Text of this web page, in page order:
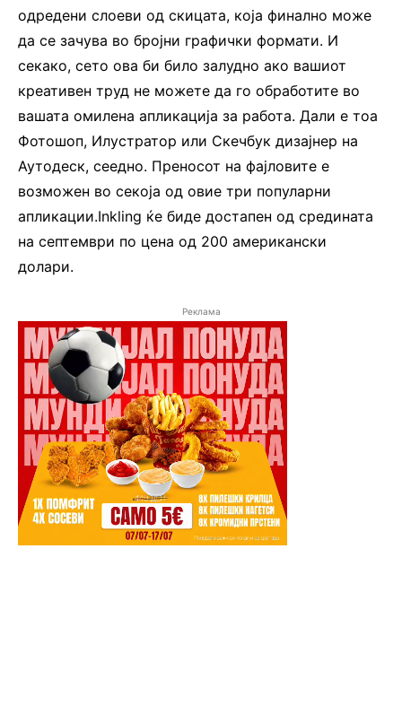
одредени слоеви од скицата, која финално може
да се зачува во бројни графички формати. И
секако, сето ова би било залудно ако вашиот
креативен труд не можете да го обработите во
вашата омилена апликација за работа. Дали е тоа
Фотошоп, Илустратор или Скечбук дизајнер на
Аутодеск, сеедно. Преносот на фајловите е
возможен во секоја од овие три популарни
апликации.Inkling ќе биде достапен од средината
на септември по цена од 200 американски
долари.
Реклама